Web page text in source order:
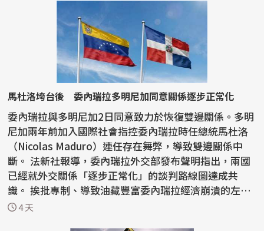
馬杜洛垮台後 委內瑞拉多明尼加同意關係逐步正常化
委內瑞拉與多明尼加2日同意致力於恢復雙邊關係。多明
尼加兩年前加入國際社會指控委內瑞拉時任總統馬杜洛
（Nicolas Maduro）連任存在舞弊，導致雙邊關係中
斷。 法新社報導，委內瑞拉外交部發布聲明指出，兩國
已經就外交關係「逐步正常化」的談判路線圖達成共
識。 挨批專制、導致油藏豐富委內瑞拉經濟崩潰的左翼
領袖...
4 天